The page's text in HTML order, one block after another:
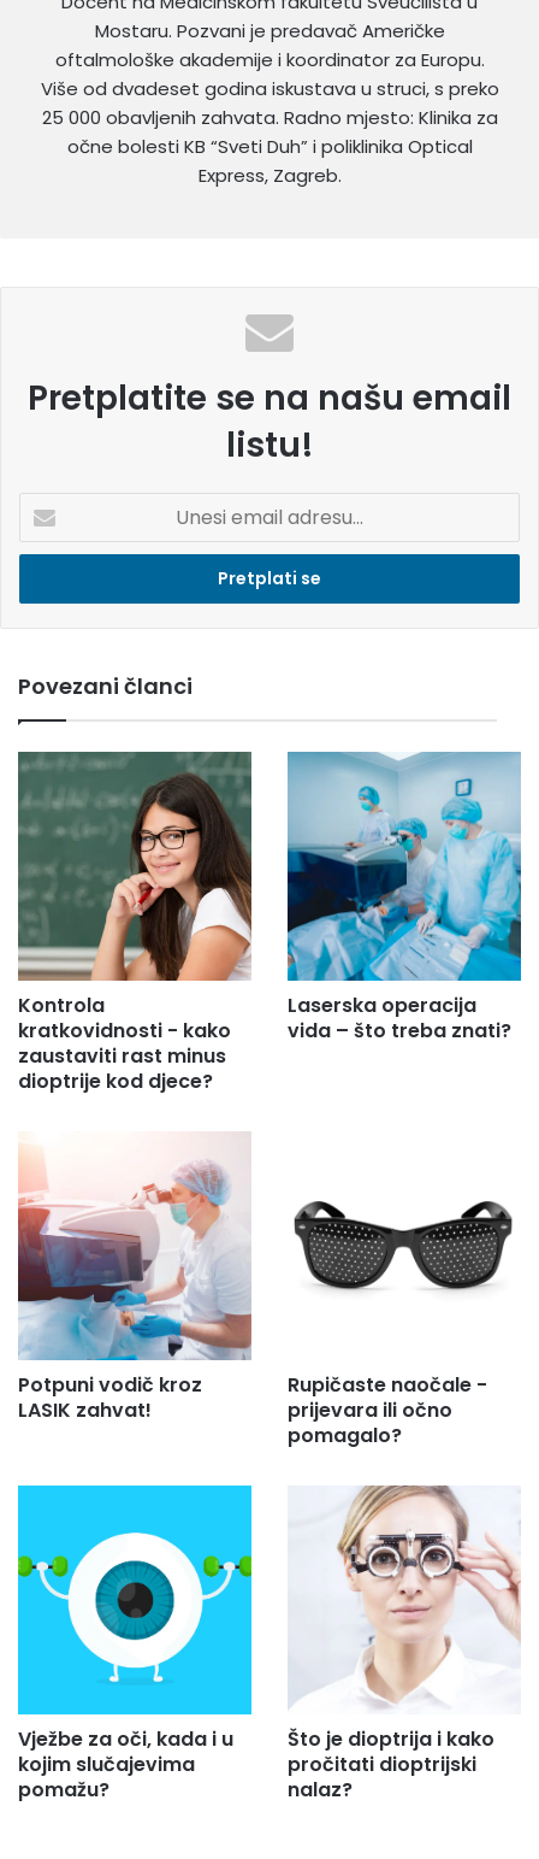
Mostaru. Pozvani je predavač Američke
oftalmološke akademije i koordinator za Europu.
Više od dvadeset godina iskustava u struci, s preko
25 000 obavljenih zahvata. Radno mjesto: Klinika za
očne bolesti KB “Sveti Duh” i poliklinika Optical
Express, Zagreb.
Pretplatite se na našu email
listu!
e
i
e
a
a
r
e
u
.
.
Povezani članci
Kontrola
kratkovidnosti - kako
zaustaviti rast minus
dioptrije kod djece?
Laserska operacija
vida – što treba znati?
Potpuni vodič kroz
LASIK zahvat!
Rupičaste naočale -
prijevara ili očno
pomagalo?
Vježbe za oči, kada i u
kojim slučajevima
pomažu?
Što je dioptrija i kako
pročitati dioptrijski
nalaz?